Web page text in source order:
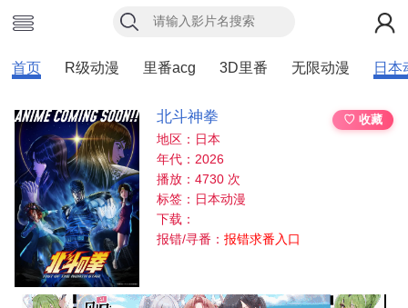
首页 R级动漫 里番acg 3D里番 无限动漫 日本
北斗神拳
♡ 收藏
地区：日本
年代：2026
播放：4730 次
标签：日本动漫
下载：
报错/寻番：报错求番入口